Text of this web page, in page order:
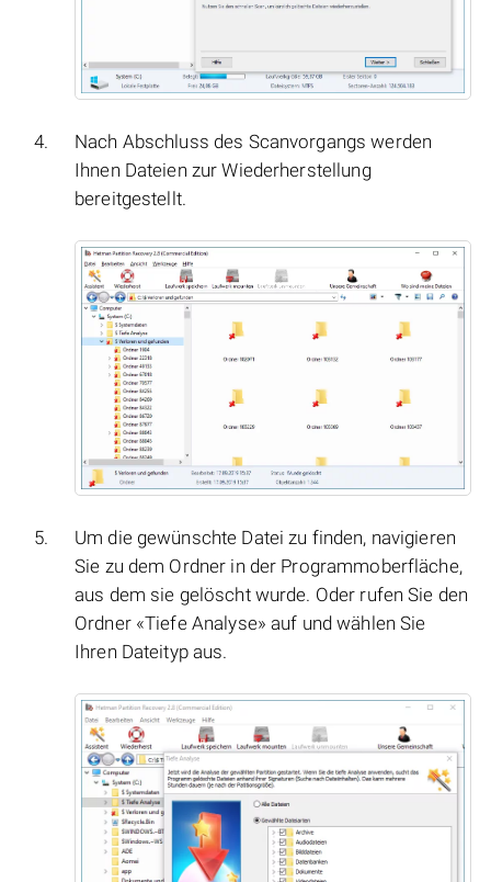
Nach Abschluss des Scanvorgangs werden
Ihnen Dateien zur Wiederherstellung
bereitgestellt.
Um die gewünschte Datei zu finden, navigieren
Sie zu dem Ordner in der Programmoberfläche,
aus dem sie gelöscht wurde. Oder rufen Sie den
Ordner «Tiefe Analyse» auf und wählen Sie
Ihren Dateityp aus.